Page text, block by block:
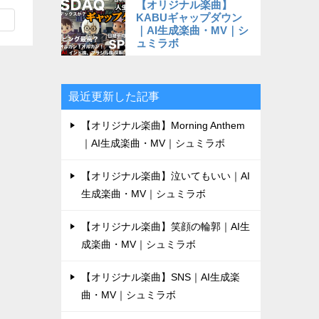
【オリジナル楽曲】
KABUギャップダウン
｜AI生成楽曲・MV｜シ
ュミラボ
最近更新した記事
【オリジナル楽曲】Morning Anthem
｜AI生成楽曲・MV｜シュミラボ
【オリジナル楽曲】泣いてもいい｜AI
生成楽曲・MV｜シュミラボ
【オリジナル楽曲】笑顔の輪郭｜AI生
成楽曲・MV｜シュミラボ
【オリジナル楽曲】SNS｜AI生成楽
曲・MV｜シュミラボ